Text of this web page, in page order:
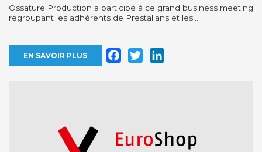
Ossature Production a participé à ce grand business meeting
regroupant les adhérents de Prestalians et les...
EN SAVOIR PLUS Facebook
Twitter